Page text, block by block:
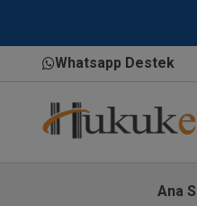
Whatsapp Destek
Ana